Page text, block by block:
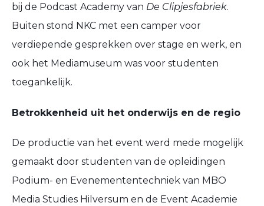
bij de Podcast Academy van De Clipjesfabriek.
Buiten stond NKC met een camper voor
verdiepende gesprekken over stage en werk, en
ook het Mediamuseum was voor studenten
toegankelijk.
Betrokkenheid uit het onderwijs en de regio
De productie van het event werd mede mogelijk
gemaakt door studenten van de opleidingen
Podium- en Evenemententechniek van MBO
Media Studies Hilversum en de Event Academie